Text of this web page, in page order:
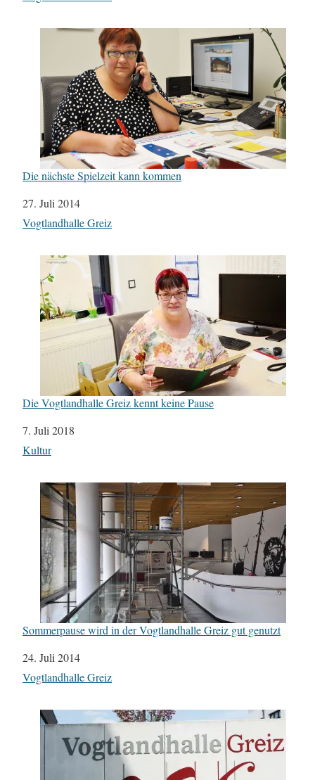
Die nächste Spielzeit kann kommen
Datum
27. Juli 2014
In Bezug auf
Vogtlandhalle Greiz
Die Vogtlandhalle Greiz kennt keine Pause
Datum
7. Juli 2018
In Bezug auf
Kultur
Sommerpause wird in der Vogtlandhalle Greiz gut genutzt
Datum
24. Juli 2014
In Bezug auf
Vogtlandhalle Greiz